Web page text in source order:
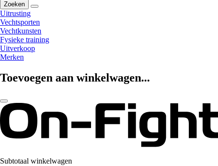
Zoeken
Uitrusting
Vechtsporten
Vechtkunsten
Fysieke training
Uitverkoop
Merken
Toevoegen aan winkelwagen...
Subtotaal winkelwagen